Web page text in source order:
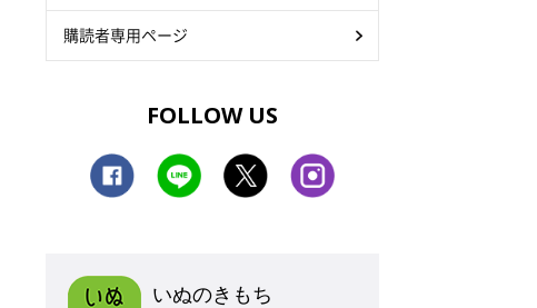
購読者専用ページ
FOLLOW US
いぬのきもち